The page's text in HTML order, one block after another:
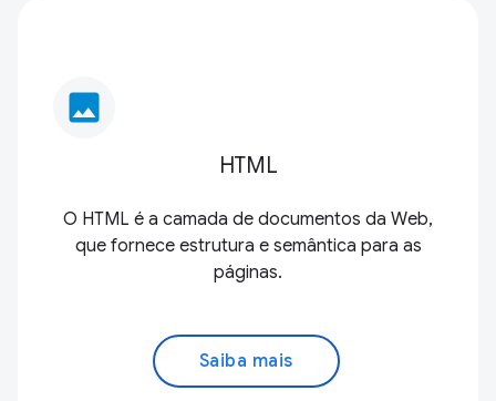
image
HTML
O HTML é a camada de documentos da Web,
que fornece estrutura e semântica para as
páginas.
Saiba mais